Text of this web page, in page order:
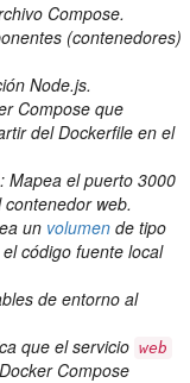
Compose.
(contenedores)
Node.js.
Compose que
del Dockerfile en el
: Mapea el puerto 3000
web.
un volumen de tipo
código fuente local
de entorno al
que el servicio web
Compose